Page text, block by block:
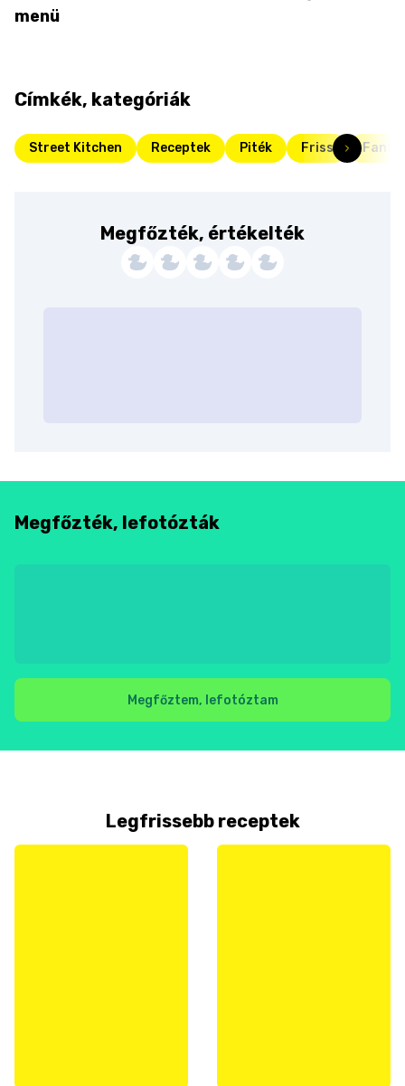
menü
Címkék, kategóriák
Street Kitchen Receptek Piték Friss
Megfőzték, értékelték
Megfőzték, lefotózták
Megfőztem, lefotóztam
Legfrissebb receptek